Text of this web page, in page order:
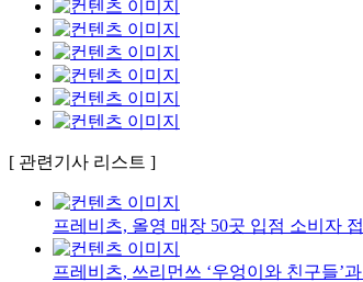
[ 관련기사 리스트 ]
프레비츠, 올영 매장 50곳 입점 소비자
프레비츠, 쓰리먼쓰 ‘우엉이와 친구들’